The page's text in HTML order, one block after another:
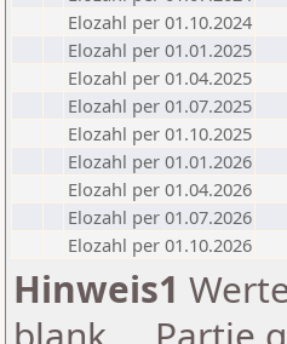
Elozahl per 01.10.2024
Elozahl per 01.01.2025
Elozahl per 01.04.2025
Elozahl per 01.07.2025
Elozahl per 01.10.2025
Elozahl per 01.01.2026
Elozahl per 01.04.2026
Elozahl per 01.07.2026
Elozahl per 01.10.2026
Hinweis1